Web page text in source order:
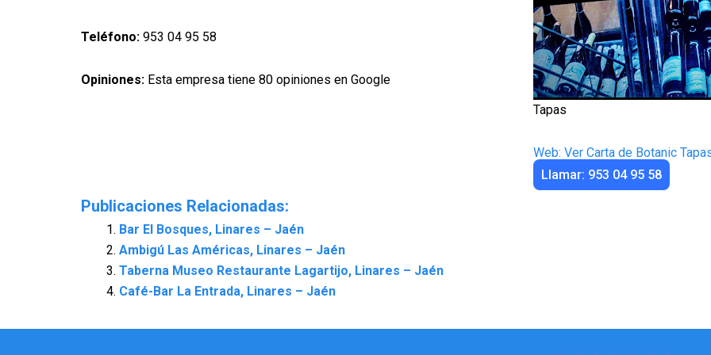
Teléfono: 953 04 95 58
Opiniones: Esta empresa tiene 80 opiniones en Google
Tapas
Web: Ver Carta de Botanic
Llamar: 953 04 95 58
Publicaciones Relacionadas:
Bar El Bosques, Linares – Jaén
Ambigú Las Américas, Linares – Jaén
Taberna Museo Restaurante Lagartijo, Linares – Jaén
Café-Bar La Entrada, Linares – Jaén